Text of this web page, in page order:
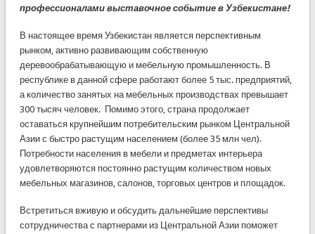
профессионалами выставочное событие в Узбекистане!
В настоящее время Узбекистан является перспективным
рынком, активно развивающим собственную
деревообрабатывающую и мебельную промышленность. В
республике в данной сфере работают более 5 тыс. предприятий,
а количество занятых на мебельных производствах превышает
300 тысяч человек. Помимо этого, страна продолжает
оставаться крупнейшим потребительским рынком Центральной
Азии с быстро растущим населением (более 35 млн чел).
Потребности населения в мебели и предметах интерьера
удовлетворяются постоянно растущим количеством новых
мебельных магазинов, салонов, торговых центров и площадок.
Встретиться вживую и обсудить дальнейшие перспективы
сотрудничества с партнерами из Центральной Азии поможет